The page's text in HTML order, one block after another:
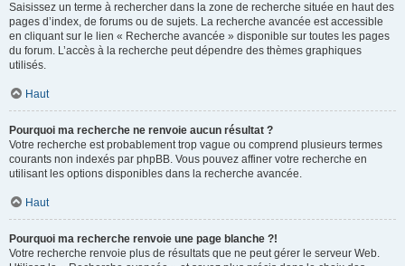
Saisissez un terme à rechercher dans la zone de recherche située en haut des
pages d’index, de forums ou de sujets. La recherche avancée est accessible
en cliquant sur le lien « Recherche avancée » disponible sur toutes les pages
du forum. L’accès à la recherche peut dépendre des thèmes graphiques
utilisés.
Haut
Pourquoi ma recherche ne renvoie aucun résultat ?
Votre recherche est probablement trop vague ou comprend plusieurs termes
courants non indexés par phpBB. Vous pouvez affiner votre recherche en
utilisant les options disponibles dans la recherche avancée.
Haut
Pourquoi ma recherche renvoie une page blanche ?!
Votre recherche renvoie plus de résultats que ne peut gérer le serveur Web.